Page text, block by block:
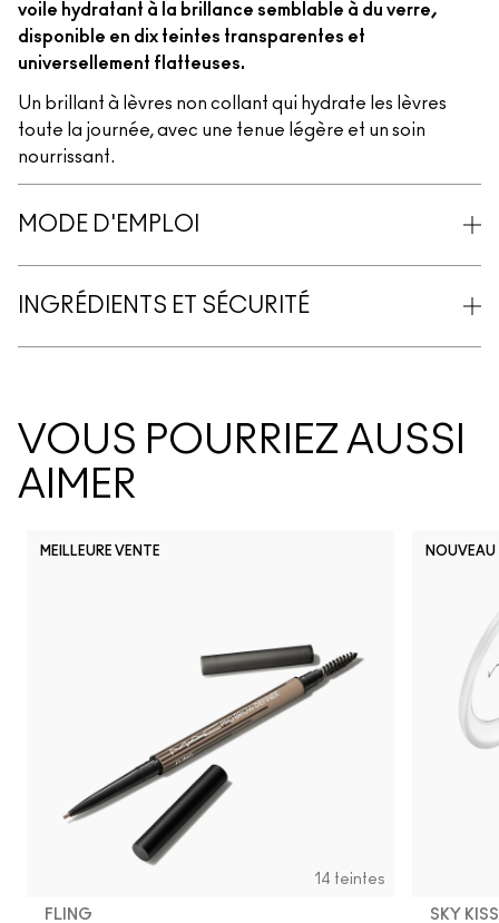
voile hydratant à la brillance semblable à du verre,
disponible en dix teintes transparentes et
universellement flatteuses.
Un brillant à lèvres non collant qui hydrate les lèvres
toute la journée, avec une tenue légère et un soin
nourrissant.
MODE D'EMPLOI
INGRÉDIENTS ET SÉCURITÉ
VOUS POURRIEZ AUSSI
AIMER
MEILLEURE VENTE
14 teintes
FLING
NOUVEAU
SKY